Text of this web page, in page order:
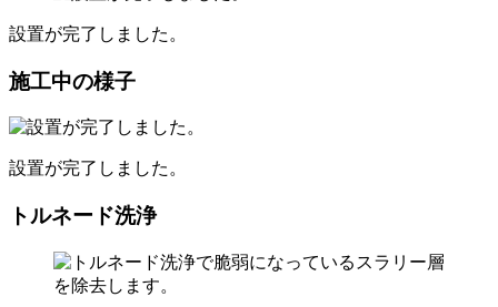
設置が完了しました。
施工中の様子
設置が完了しました。
トルネード洗浄